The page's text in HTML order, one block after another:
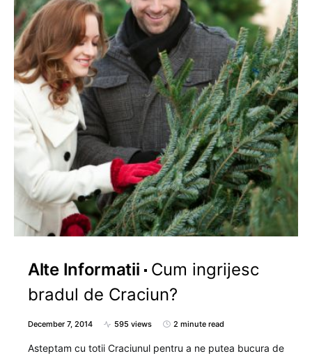
Alte Informatii
Cum ingrijesc
bradul de Craciun?
December 7, 2014 595 views 2 minute read
Asteptam cu totii Craciunul pentru a ne putea bucura de